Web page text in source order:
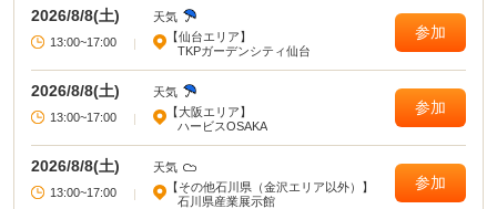
る！ ・周囲の学生の雰囲気が分かり意識が高まる！
2026/8/8(土)
天気
13:00~17:00
【仙台エリア】
TKPガーデンシティ仙台
参加
2026/8/8(土)
天気
13:00~17:00
【大阪エリア】
ハービスOSAKA
参加
2026/8/8(土)
天気
13:00~17:00
【その他石川県（金沢エリア以外）】
石川県産業展示館
参加